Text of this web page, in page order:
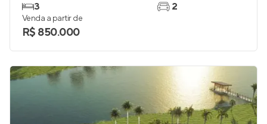
3
2
Venda a partir de
R$ 850.000